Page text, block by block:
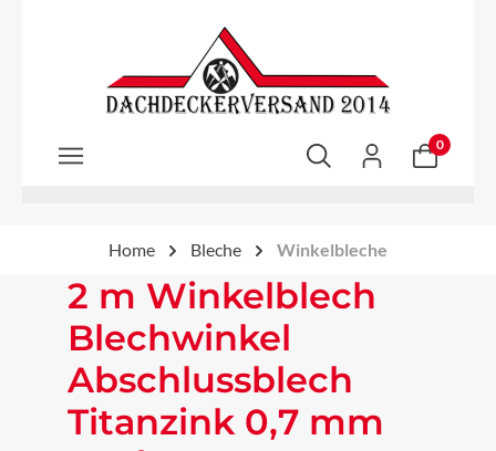
Zum Hauptinhalt springen
0
Home Bleche Winkelbleche
2 m Winkelblech
Blechwinkel
Abschlussblech
Titanzink 0,7 mm